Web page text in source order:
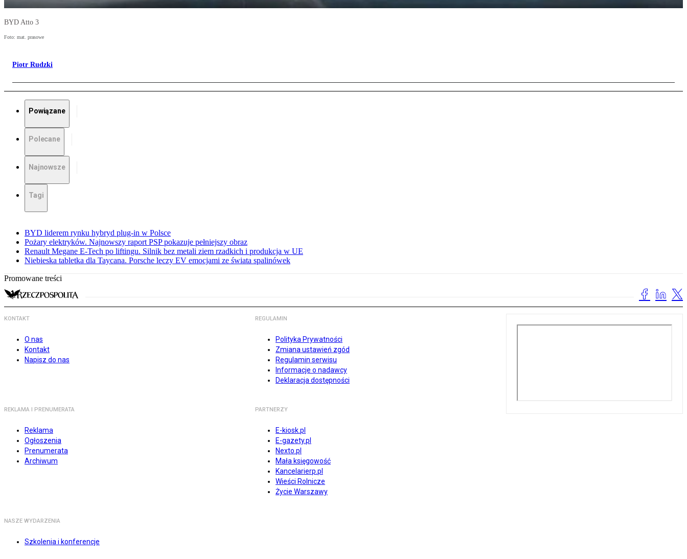
BYD Atto 3
Foto: mat. prasowe
Piotr Rudzki
Powiązane
Polecane
Najnowsze
Tagi
BYD liderem rynku hybryd plug-in w Polsce
Pożary elektryków. Najnowszy raport PSP pokazuje pełniejszy obraz
Renault Megane E-Tech po liftingu. Silnik bez metali ziem rzadkich i produkcja w UE
Niebieska tabletka dla Taycana. Porsche leczy EV emocjami ze świata spalinówek
Promowane treści
KONTAKT
O nas
Kontakt
Napisz do nas
REGULAMIN
Polityka Prywatności
Zmiana ustawień zgód
Regulamin serwisu
Informacje o nadawcy
Deklaracja dostępności
REKLAMA I PRENUMERATA
Reklama
Ogłoszenia
Prenumerata
Archiwum
PARTNERZY
E-kiosk.pl
E-gazety.pl
Nexto.pl
Mała księgowość
Kancelarierp.pl
Wieści Rolnicze
Życie Warszawy
NASZE WYDARZENIA
Szkolenia i konferencje